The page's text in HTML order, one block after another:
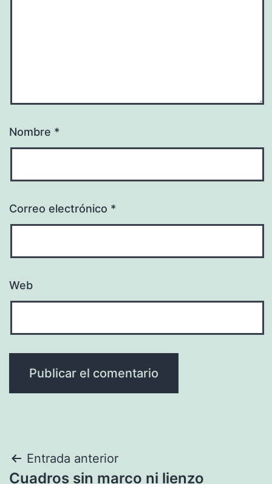
Nombre *
Correo electrónico *
Web
Navegación
Entrada anterior
Cuadros sin marco ni lienzo